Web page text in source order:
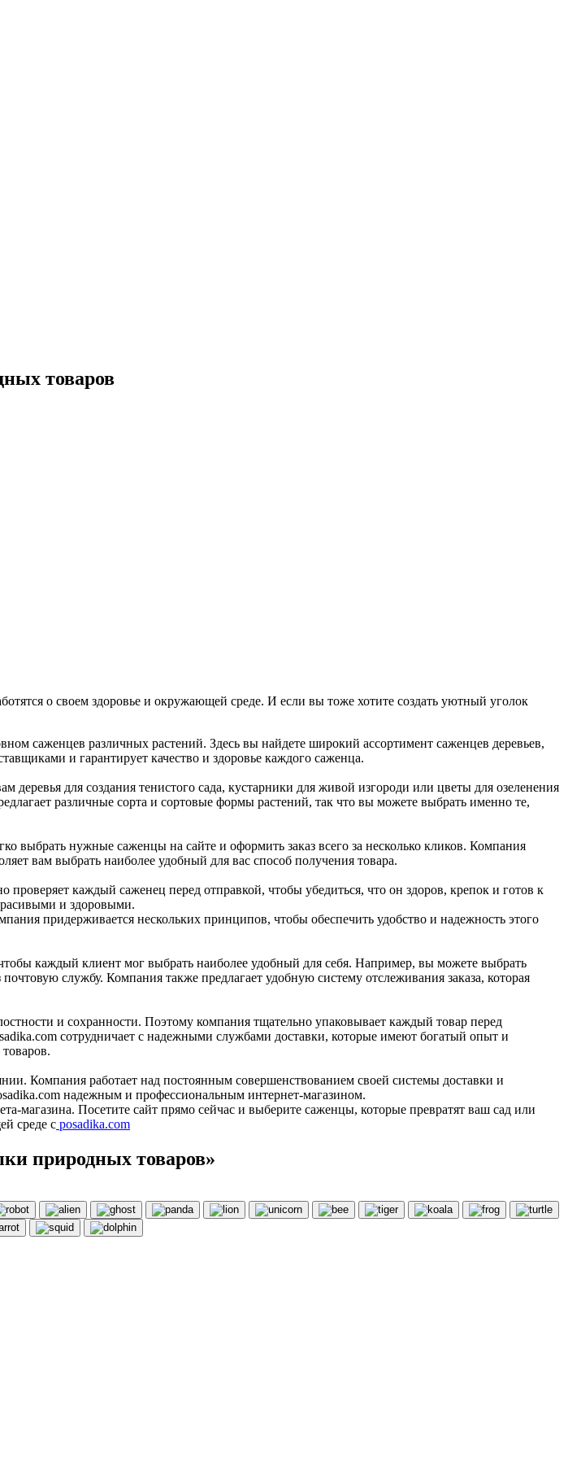
товаров
о своем здоровье и окружающей среде. И если вы тоже хотите создать уютный уголок
саженцев различных растений. Здесь вы найдете широкий ассортимент саженцев деревьев,
и гарантирует качество и здоровье каждого саженца.
для создания тенистого сада, кустарники для живой изгороди или цветы для озеленения
различные сорта и сортовые формы растений, так что вы можете выбрать именно те,
выбрать нужные саженцы на сайте и оформить заказ всего за несколько кликов. Компания
вам выбрать наиболее удобный для вас способ получения товара.
каждый саженец перед отправкой, чтобы убедиться, что он здоров, крепок и готов к
и здоровыми.
придерживается нескольких принципов, чтобы обеспечить удобство и надежность этого
каждый клиент мог выбрать наиболее удобный для себя. Например, вы можете выбрать
службу. Компания также предлагает удобную систему отслеживания заказа, которая
и сохранности. Поэтому компания тщательно упаковывает каждый товар перед
сотрудничает с надежными службами доставки, которые имеют богатый опыт и
Компания работает над постоянным совершенствованием своей системы доставки и
надежным и профессиональным интернет-магазином.
магазина. Посетите сайт прямо сейчас и выберите саженцы, которые превратят ваш сад или
среде с posadika.com
природных товаров»